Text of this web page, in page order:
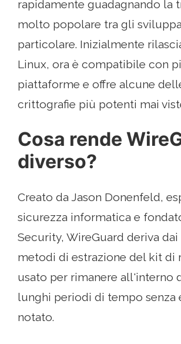
rapidamente guadagnando la
molto popolare tra gli
particolare. Inizialmente
Linux, ora è compatibile con
piattaforme e offre alcune
crittografie più potenti mai
Cosa rende
diverso?
Creato da Jason Donenfeld,
sicurezza informatica e
Security, WireGuard deriva
metodi di estrazione del kit di
usato per rimanere all'interno
lunghi periodi di tempo senza
notato.